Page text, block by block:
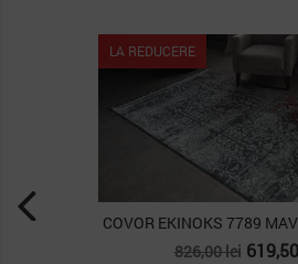
LA REDUCERE
COVOR EKINOKS 7789
Pret
826,00 lei Pret